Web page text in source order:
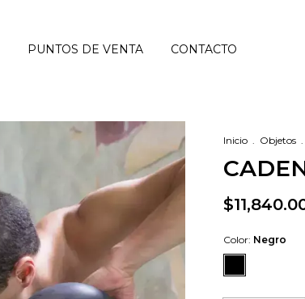
PUNTOS DE VENTA CONTACTO
Inicio . Objetos .
Color: Negro